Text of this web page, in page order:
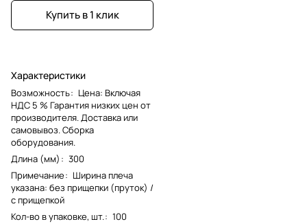
Купить в 1 клик
Характеристики
Возможность: Цена: Включая
НДС 5 % Гарантия низких цен от
производителя. Доставка или
самовывоз. Сборка
оборудования.
Длина (мм) : 300
Примечание: Ширина плеча
указана: без прищепки (пруток) /
с прищепкой
Кол-во в упаковке, шт.: 100